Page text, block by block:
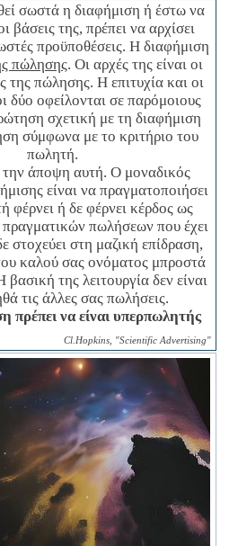
σωστά η διαφήμιση ή έστω να
βάσεις της, πρέπει να αρχίσει
προϋποθέσεις. Η διαφήμιση
πώλησης. Οι αρχές της είναι οι
της πώλησης. Η επιτυχία και οι
δύο οφείλονται σε παρόμοιους
σχετική με τη διαφήμιση
σύμφωνα με το κριτήριο του
πωλητή.
την άποψη αυτή. Ο μοναδικός
είναι να πραγματοποιήσει
φέρνει ή δε φέρνει κέρδος ως
πωλήσεων που έχει
στοχεύει στη μαζική επίδραση,
καλού σας ονόματος μπροστά
της λειτουργία δεν είναι
τις άλλες σας πωλήσεις.
πρέπει να είναι υπερπωλητής
Cl.Hopkins, "Scientific Advertising"